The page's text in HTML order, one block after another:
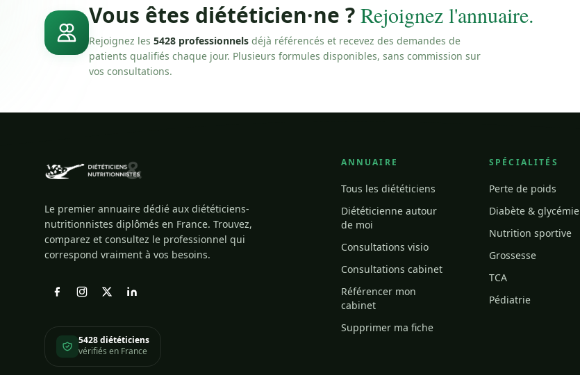
Vous êtes diététicien·ne ? Rejoignez l'annuaire.
Rejoignez les 5428 professionnels déjà référencés et recevez des demandes de
patients qualifiés chaque jour. Plusieurs formules disponibles, sans commission sur
vos consultations.
Le premier annuaire dédié aux diététiciens-
nutritionnistes diplômés en France. Trouvez,
comparez et consultez le professionnel qui
correspond vraiment à vos besoins.
5428 diététiciens
vérifiés en France
ANNUAIRE
Tous les diététiciens
Diététicienne autour
de moi
Consultations visio
Consultations cabinet
Référencer mon
cabinet
Supprimer ma fiche
SPÉCIALITÉS
Perte de poids
Diabète & glycémie
Nutrition sportive
Grossesse
TCA
Pédiatrie